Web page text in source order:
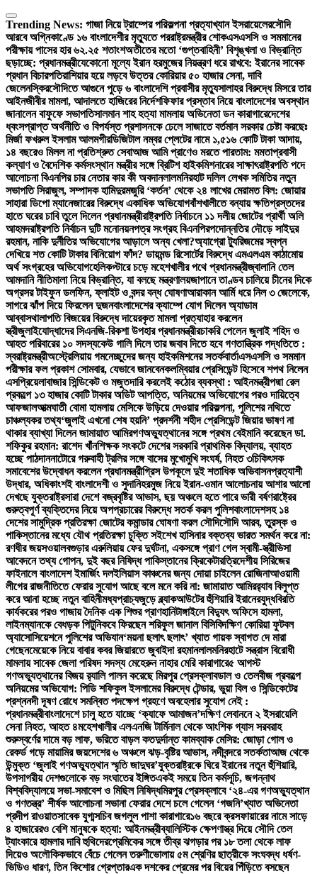
Skip
to
content
Trending News: গাজা নিয়ে ট্রাম্পের পরিকল্পনা প্রত্যাখ্যান ইসরায়েলেরসৌদি
আরবে অগ্নিকাণ্ডে ১৬ বাংলাদেশীর মৃত্যুতে পররাষ্ট্রমন্ত্রীর শোকএসএসসি ও সমমানের
পরীক্ষায় পাসের হার ৬২.২৫ শতাংশঅতীতের মতো ‘গুপ্তবাহিনী’ বিশৃঙ্খলা ও বিভ্রান্তি
ছড়াচ্ছে: প্রধানমন্ত্রীযেকোনো মূল্যে ইরান হরমুজের নিয়ন্ত্রণ ধরে রাখবে: ইরানের সাবেক
প্রধান বিচারপতিরাশিয়ার হয়ে লড়বে উত্তর কোরিয়ার ৫০ হাজার সেনা, দাবি
জেলেনস্কিরসৌদিতে আগুনে পুড়ে ৬ বাংলাদেশি প্রবাসীর মৃত্যুসালাহর বিরুদ্ধে মিসরে তার
আইনজীবীর মামলা, আদালতে হাজিরের নির্দেশফিফার প্রস্তাব নিয়ে বাংলাদেশের অবস্থান
জানালেন বাফুফে সভাপতিসালমান শাহ হত্যা মামলায় অভিনেতা ডন কারাগারেদেশের
ধ্বংসপ্রাপ্ত অর্থনীতি ও বিপর্যস্ত প্রশাসনকে ঢেলে সাজাতে বর্তমান সরকার চেষ্টা করছেঃ
মির্জা ফখরুল ইসলাম আলমগীরডিজিটাল নম্বর প্লেটের নামে ১,৫১৬ কোটি টাকা আদায়,
১৪ বছরেও মিলল না প্রতিশ্রুত সেবাআজ আমি প্রাণেও মরতে পারতাম: মমতাপ্রবাসী
কল্যাণ ও বৈদেশিক কর্মসংস্থান মন্ত্রীর সঙ্গে ব্রিটিশ হাইকমিশনারের সাক্ষাৎরাষ্ট্রপতি পদে
আলোচনা বিএনপির চার নেতার কার কী অবদানলালমনিরহাট দলিল লেখক সমিতির নতুন
সভাপতি সিরাজুল, সম্পাদক হামিদুরমজুরি ‘কর্তন’ থেকে ২৪ লাখের মেরামত বিল: জোয়ার
সাহারা ডিপো ম্যানেজারের বিরুদ্ধে একাধিক অভিযোগবাঁশখালীতে বন্যায় ক্ষতিগ্রস্তদের
হাতে ঘরের চাবি তুলে দিলেন প্রধানমন্ত্রীরাষ্ট্রপতি নির্বাচনে ১১ দলীয় জোটের প্রার্থী অলি
আহমদরাষ্ট্রপতি নির্বাচন দুটি মনোনয়নপত্র সংগ্রহ বিএনপিরপদোন্নতির দৌড়ে সাইদুর
রহমান, নাকি দুর্নীতির অভিযোগের আড়ালে অন্য খেলা?অ্যাগ্রো ট্যুরিজমের স্বপ্ন
দেখিয়ে শত কোটি টাকার বিনিয়োগ ফাঁদ? ডায়মন্ড রিসোর্টের বিরুদ্ধে এমএলএম কাঠামোয়
অর্থ সংগ্রহের অভিযোগহেলিকপ্টারে চড়ে মহেশখালীর পথে প্রধানমন্ত্রীজ্বালানি তেল
আমদানি নীতিমালা নিয়ে বিভ্রান্তি, যা বলছে মন্ত্রণালয়জাপানে তাণ্ডব চালিয়ে চীনের দিকে
অগ্রসর টাইফুন ডলফিন, ফ্লাইট ও বন্দর বন্ধ ঘোষণাআরাকান আর্মি ধরে নিল ৩ জেলেকে,
সাগরে ঝাঁপ দিয়ে ফিরলেন দুজনবাংলাদেশের ক্যাম্পে যোগ দিলেন অ্যাডাম
আব্বাসথালাপতি বিজয়ের বিরুদ্ধে দায়েরকৃত মামলা প্রত্যাহার করলেন
স্ত্রীজুলাইযোদ্ধাদের সিএনজি-রিকশা উপহার প্রধানমন্ত্রীরচাকরি পেলেন জুলাই শহিদ ও
আহত পরিবারের ১০ সদস্যকেউ গালি দিলে তার জবাব দিতে হবে গণতান্ত্রিক পদ্ধতিতে :
স্বরাষ্ট্রমন্ত্রীঅস্ট্রেলিয়ায় গমনেচ্ছুদের জন্য হাইকমিশনের সতর্কবার্তাএসএসসি ও সমমান
পরীক্ষার ফল প্রকাশ সোমবার, যেভাবে জানবেনকলম্বিয়ার প্রেসিডেন্ট হিসেবে শপথ নিলেন
এসপ্রিয়েলাবাজার সিন্ডিকেট ও মজুতদারি করলেই কঠোর ব্যবস্থা : আইনমন্ত্রীপদ্মা রেল
প্রকল্পে ১৩ হাজার কোটি টাকার অডিট আপত্তি, অনিয়মের অভিযোগের পরও দায়িত্বে
আফজালআত্মঘাতী বোমা হামলায় মেসিকে উড়িয়ে দেওয়ার পরিকল্পনা, পুলিশের নথিতে
চাঞ্চল্যকর তথ্য‘জুলাই এখনো শেষ হয়নি’ প্রদর্শনী শহীদ প্রেসিডেন্ট জিয়ার ভাষণ না
থাকার ব্যাখ্যা দিলেন জামায়াত আমিরগণঅভ্যুত্থানের সঙ্গে প্রথম বেইমানি করেছেন ডা.
শফিকুর রহমান: রাশেদ খাঁনশিক্ষক সংকটে দেশের সরকারি প্রাথমিক বিদ্যালয়, ব্যাহত
হচ্ছে পাঠদাননাটোরে গরুবাহী ট্রলির সঙ্গে বাসের মুখোমুখি সংঘর্ষ, নিহত ৩চিকিৎসক
সমাবেশের উদ্বোধন করলেন প্রধানমন্ত্রীগ্রিস উপকূলে দুই শতাধিক অভিবাসনপ্রত্যাশী
উদ্ধার, অধিকাংশই বাংলাদেশী ও সুদানিহরমুজ নিয়ে ইরান-ওমান আলোচনায় আশার আলো
দেখছে যুক্তরাষ্ট্রসারা দেশে বজ্রবৃষ্টির আভাস, ছয় অঞ্চলে হতে পারে ভারী বর্ষণরাষ্ট্রের
গুরুত্বপূর্ণ ব্যক্তিদের নিয়ে অপপ্রচারের বিরুদ্ধে সতর্ক করল পুলিশবাংলাদেশসহ ১৪
দেশের সামুদ্রিক প্রতিরক্ষা জোটের কমান্ডার ঘোষণা করল সৌদিসৌদি আরব, তুরস্ক ও
পাকিস্তানের মধ্যে যৌথ প্রতিরক্ষা চুক্তি সইশেখ হাসিনার বক্তব্য ভারত সমর্থন করে না:
রণধীর জয়সওয়ালবগুড়ার এরুলিয়ায় ফের দুর্ঘটনা, একসঙ্গে প্রাণ গেল স্বামী-স্ত্রীভিসা
আবেদনে তথ্য গোপন, দুই বছর নিষিদ্ধ পাকিস্তানের ক্রিকেটারত্রিদেশীয় সিরিজের
ফাইনালে বাংলাদেশ ইমার্জিং দলইলিয়াস কাঞ্চনের জন্য দোয়া চাইলেন রোজিনাআওয়ামী
লীগের রাজনীতিতে ফেরার সুযোগ আছে বলে মনে করি না: জামায়াত আমিরর‍্যাব বিলুপ্ত
করে আনা হচ্ছে নতুন বাহিনীমধ্যপ্রাচ্যজুড়ে ব্ল্যাকআউটের হুঁশিয়ারি ইরানেরযুদ্ধবিরতি
কার্যকরের পরও গাজায় দৈনিক এক শিশুর প্রাণহানিটাঙ্গাইলে বিদ্যুৎ অফিসে হামলা,
লাইনম্যানকে বেধড়ক পিটুনিকবে ফিরছেন শরিফুল জানাল বিসিবিদক্ষিণ কোরিয়া ফুটবল
অ্যাসোসিয়েশনে পুলিশের অভিযান‘ময়না ছলাৎ ছলাৎ’ খ্যাত গায়ক স্বাগত দে মারা
গেছেনমেয়েকে নিয়ে বাবার কবর জিয়ারতে জুবাইদা রহমানলালমনিরহাটে সন্ত্রাস বিরোধী
মামলায় সাবেক জেলা পরিষদ সদস্য মেহেরুন নাহার মেরি কারাগারে৫ আগস্ট
গণঅভ্যুত্থানের বিজয় র‍্যালি পালন করেছে মিরপুর প্রেসক্লাবডাল ও তেলবীজ প্রকল্পে
অনিয়মের অভিযোগ: পিডি শফিকুল ইসলামের বিরুদ্ধে টেন্ডার, ভুয়া বিল ও সিন্ডিকেটের
প্রশ্ননদী দূষণ রোধে সমন্বিত পদক্ষেপ গ্রহণে অবহেলার সুযোগ নেই :
প্রধানমন্ত্রীবাংলাদেশে চালু হতে যাচ্ছে ‘ক্যাফে আমাজন’দক্ষিণ লেবাননে ২ ইসরায়েলি
সেনা নিহত, আহত ৪মহেশখালীর এলএনজি টার্মিনাল থেকে আংশিক গ্যাস সরবরাহ
শুরুস্বর্ণের দামে বড় লাফ, ভরিতে বাড়ল কতদুর্দান্ত কামব্যাক মেসির: জোড়া গোল ও
রেকর্ড গড়ে মায়ামির জয়দেশের ৬ অঞ্চলে ঝড়-বৃষ্টির আভাস, নদীবন্দরে সতর্কতাআজ থেকে
উন্মুক্ত ‘জুলাই গণঅভ্যুত্থান স্মৃতি জাদুঘর’যুক্তরাষ্ট্রকে ঘিরে ইরানের নতুন হুঁশিয়ারি,
উপসাগরীয় দেশগুলোকে বড় সংঘাতের ইঙ্গিতএকই সময়ে তিন কর্মসূচি, জগন্নাথ
বিশ্ববিদ্যালয়ে সভা-সমাবেশ ও মিছিল নিষিদ্ধমিরপুর প্রেসক্লাবে ‘২৪-এর গণঅভ্যুত্থান
ও গণতন্ত্র’ শীর্ষক আলোচনা সভানা ফেরার দেশে চলে গেলেন ‘গজনি’খ্যাত অভিনেতা
প্রদীপ রাওয়াতসাবেক যুগ্মসচিব জগলুল পাশা কারাগারে১৬ বছরে ক্রসফায়ারের নামে সাড়ে
৪ হাজারেরও বেশি মানুষকে হত্যা: আইনমন্ত্রীব্যালিস্টিক ক্ষেপণাস্ত্র দিয়ে সৌদি তেল
ট্যাংকারে হামলার দাবি হুথিদেরপ্রেমিকের সঙ্গে তীব্র ঝগড়ার পর ১৮ তলা থেকে লাফ
দিয়েও অলৌকিকভাবে বেঁচে গেলেন তরুণীভোলায় ৫ম শ্রেণির ছাত্রীকে সংঘবদ্ধ ধর্ষণ-
ভিডিও ধারণ, তিন কিশোর গ্রেপ্তারএক দশকের প্রেমের পর বিয়ের পিঁড়িতে বসছেন